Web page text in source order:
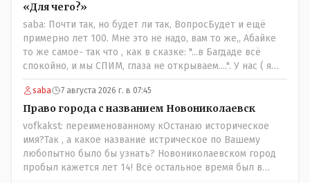
«Для чего?»
saba: Почти так, но будет ли так, ВопросБудет и ещё
примерно лет 100. Мне это не надо, вам то же,, Абайке
то же самое- так что , как в сказке: "...в Багдаде всё
спокойно, и мы СПИМ, глаза не открываем....". У нас ( я
сужу лично и это моё мнение- может ошибочное, но это
моё личное) менталитет такой - спокойный и
пофигистский, в генах и в крови уважение и почтение к
старшим ( под старшим надо понимать - по возрасту, по
социальному положению, по богатству, по родословной
и так далее) передающиее с молоком матери. Не зря же
принято: - старший род из Младшего Жуза подчиняется
и уважает младший род из Среднего Жуза, и старший
saba 7 августа 2026 г. в 07:45
Право города с названием Новониколаевск
vofkakst: переименованному кОстанаю историческое
имя?Так , а какое название истрическое по Вашему
любопытно было бы узнать? Новониколаевском город
пробыл кажется лет 14! Всё остальное время был в